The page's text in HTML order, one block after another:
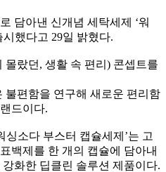
담아낸 신개념 세탁세제 ‘워
했다고 29일 밝혔다.
몰랐던, 생활 속 편리) 콘셉트를
불편함을 연구해 새로운 편리함
드이다.
싱소다 부스터 캡슐세제’는 고
백제를 한 개의 캡슐에 담아내
화한 딥클린 솔루션 제품이다.